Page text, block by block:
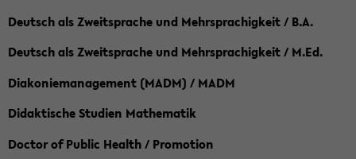
Deutsch als Zweitsprache und Mehrsprachigkeit / B.A.
Deutsch als Zweitsprache und Mehrsprachigkeit / M.Ed.
Diakoniemanagement (MADM) / MADM
Didaktische Studien Mathematik
Doctor of Public Health / Promotion